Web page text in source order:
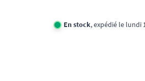
En stock, expédié le lundi